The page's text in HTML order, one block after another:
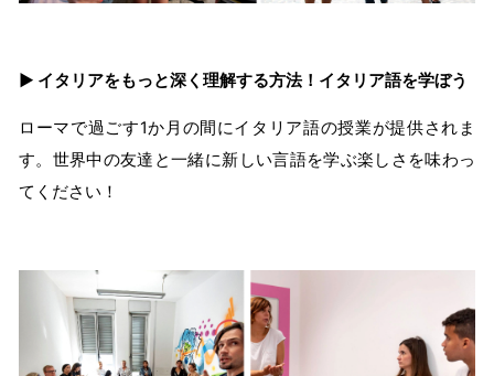
▶ イタリアをもっと深く理解する方法！イタリア語を学ぼう
ローマで過ごす1か月の間にイタリア語の授業が提供されま
す。世界中の友達と一緒に新しい言語を学ぶ楽しさを味わっ
てください！